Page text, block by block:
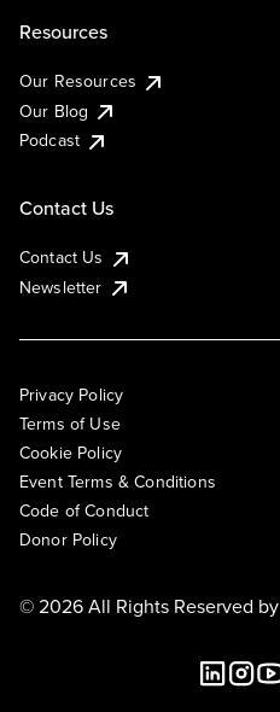
Resources
Our Resources
Our Blog
Podcast
Contact Us
Contact Us
Newsletter
Privacy Policy
Terms of Use
Cookie Policy
Event Terms & Conditions
Code of Conduct
Donor Policy
© 2026 All Rights Reserved by